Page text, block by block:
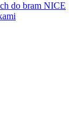
do bram NICE